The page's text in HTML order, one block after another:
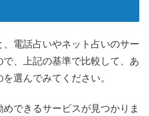
電話占いやネット占いのサー
で、上記の基準で比較して、あ
選んでみてください。
できるサービスが見つかりま